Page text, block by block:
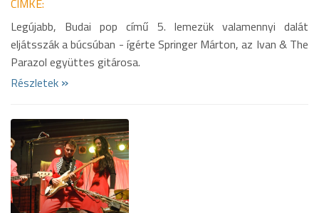
CÍMKE:
Legújabb, Budai pop című 5. lemezük valamennyi dalát
eljátsszák a búcsúban - ígérte Springer Márton, az Ivan & The
Parazol együttes gitárosa.
Részletek »